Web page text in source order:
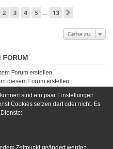
1von 13
2 3 4 5 … 13
Gehe zu
FORUM
Forum erstellen.
diesem Forum erstellen.
nichtlöschen.
Forum erstellen.
phpBB Limited
sind ein paar Einstellungen
Cookies setzen darf oder nicht. Es
Zeitpunkt geändert werden.